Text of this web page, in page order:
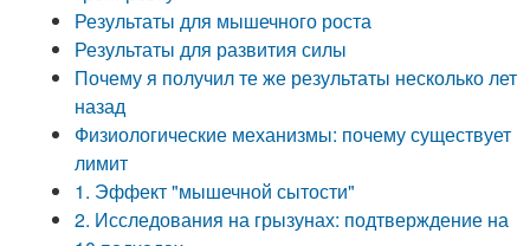
Результаты для мышечного роста
Результаты для развития силы
Почему я получил те же результаты несколько лет
назад
Физиологические механизмы: почему существует
лимит
1. Эффект "мышечной сытости"
2. Исследования на грызунах: подтверждение на